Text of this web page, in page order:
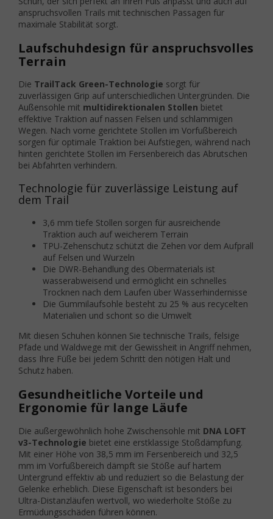
anspruchsvollen Trails mit technischen Passagen für
maximale Stabilität sorgt.
Laufschuhdesign für anspruchsvolles
Terrain
Die TrailTack Green-Technologie sorgt für
zuverlässigen Grip auf unterschiedlichen Untergründen. Die
Außensohle mit multidirektionalen Stollen bietet
effektive Traktion auf nassen Felsen und schlammigen
Wegen. Nach vorne gerichtete Stollen im Vorfußbereich
sorgen für optimale Traktion bei Aufstiegen, während nach
hinten gerichtete Stollen im Fersenbereich das Abrutschen
bei Abfahrten verhindern.
Technologie für zuverlässige Leistung auf
dem Trail
3,6 mm tiefe Stollen sorgen für ausreichende
Traktion auch auf weicherem Terrain
TPU-Zehenschutz schützt die Zehen vor dem Aufprall
auf Felsen und Wurzeln
Die DWR-Behandlung des Obermaterials ist
wasserabweisend und ermöglicht ein schnelles
Trocknen nach dem Laufen über Wasserhindernisse
Die Gummilaufsohle besteht zu 25 % aus recycelten
Materialien und schont so die Umwelt
Mit diesen Schuhen können Sie technische Trails, felsige
Pfade und Waldwege mit der Gewissheit in Angriff nehmen,
dass Ihre Füße bei jedem Schritt den nötigen Halt und
Schutz haben.
Gesundheitliche Vorteile und
Ergonomie für lange Läufe
Die außergewöhnlich hohe Zwischensohle mit DNA LOFT
v3-Technologie bietet eine erstklassige Stoßdämpfung.
Mit einer Höhe von 38,5 mm im Fersenbereich und 32,5
mm im Vorfußbereich dämpft sie Stöße auf hartem
Untergrund effektiv ab und reduziert so die Belastung der
Gelenke erheblich. Diese Eigenschaft ist besonders bei
Ultra-Distanzläufen wertvoll, wo wiederholte Stöße zu
Ermüdungsschäden führen können.